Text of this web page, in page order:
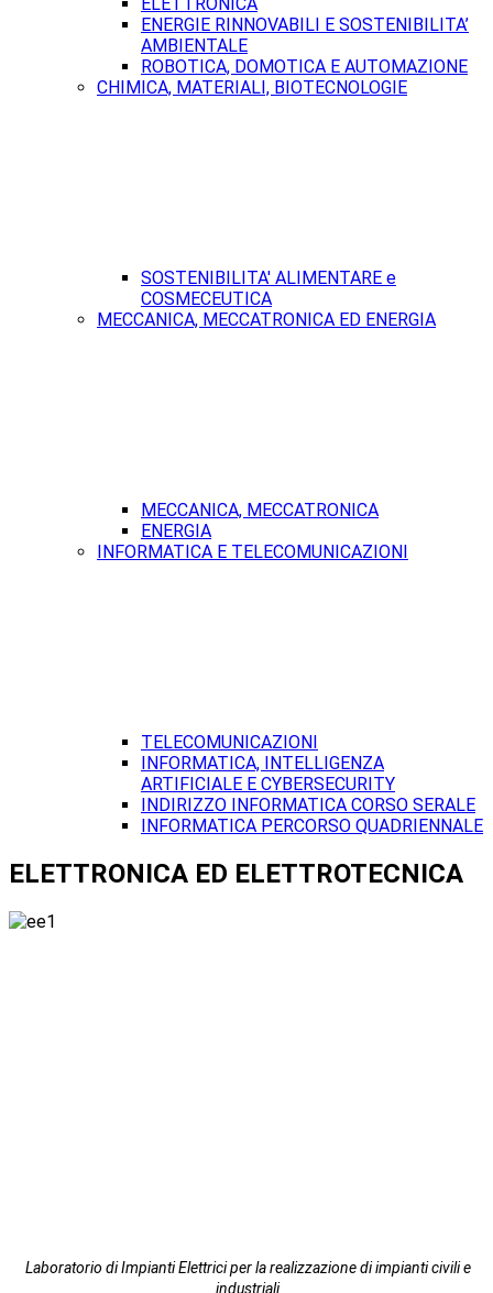
ELETTRONICA
ENERGIE RINNOVABILI E SOSTENIBILITA’
AMBIENTALE
ROBOTICA, DOMOTICA E AUTOMAZIONE
CHIMICA, MATERIALI, BIOTECNOLOGIE
SOSTENIBILITA' ALIMENTARE e
COSMECEUTICA
MECCANICA, MECCATRONICA ED ENERGIA
MECCANICA, MECCATRONICA
ENERGIA
INFORMATICA E TELECOMUNICAZIONI
TELECOMUNICAZIONI
INFORMATICA, INTELLIGENZA
ARTIFICIALE E CYBERSECURITY
INDIRIZZO INFORMATICA CORSO SERALE
INFORMATICA PERCORSO QUADRIENNALE
ELETTRONICA ED ELETTROTECNICA
Laboratorio di Impianti Elettrici per la realizzazione di impianti civili e
industriali